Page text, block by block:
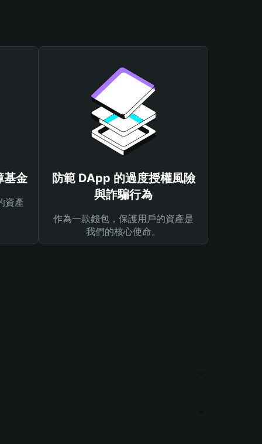
金
資產
防範 DApp 的過度授權風險
與詐騙行為
作為一款錢包，保護用戶的資產是
我們的核心使命。